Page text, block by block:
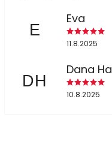
E
Eva
11.8.2025
DH
Dana
10.8.2025